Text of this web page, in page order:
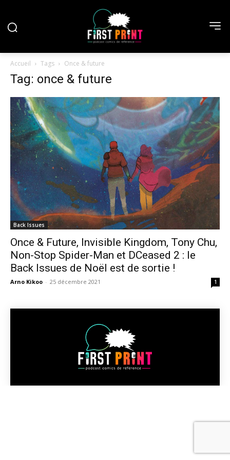
Accueil Tags Once & future
Tag: once & future
Back Issues
Once & Future, Invisible Kingdom, Tony Chu,
Non-Stop Spider-Man et DCeased 2 : le
Back Issues de Noël est de sortie !
Arno Kikoo - 25 décembre 2021 1